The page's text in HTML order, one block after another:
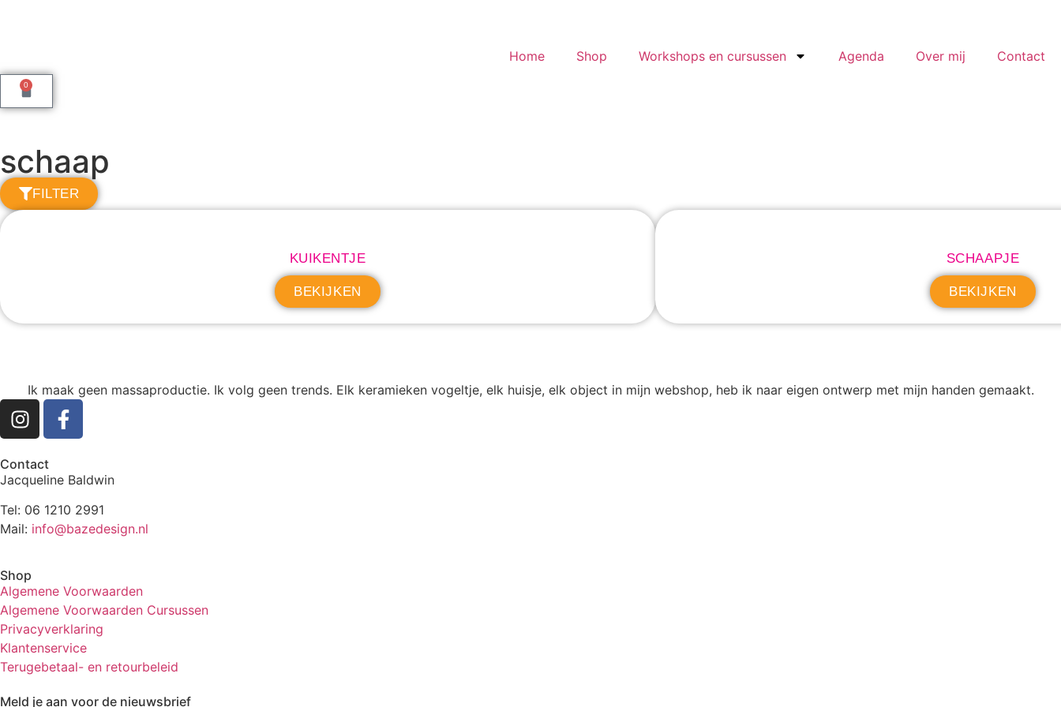
Home Shop Workshops en cursussen Agenda Over mij Contact
0
schaap
FILTER
KUIKENTJE
BEKIJKEN
SCHAAPJE
BEKIJKEN
Ik maak geen massaproductie. Ik volg geen trends. Elk keramieken vogeltje, elk huisje, elk object in mijn webshop, heb ik naar eigen ontwerp met mijn handen gemaakt.
Contact
Jacqueline Baldwin
Tel: 06 1210 2991
Mail: info@bazedesign.nl
Shop
Algemene Voorwaarden
Algemene Voorwaarden Cursussen
Privacyverklaring
Klantenservice
Terugebetaal- en retourbeleid
Meld je aan voor de nieuwsbrief